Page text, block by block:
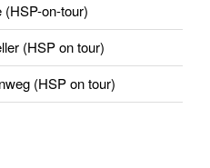
on-tour)
(HSP on tour)
(HSP on tour)